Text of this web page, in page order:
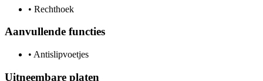
• Rechthoek
Aanvullende functies
• Antislipvoetjes
Uitneembare platen